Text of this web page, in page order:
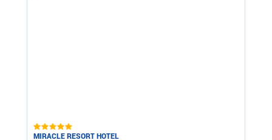
MIRACLE RESORT HOTEL